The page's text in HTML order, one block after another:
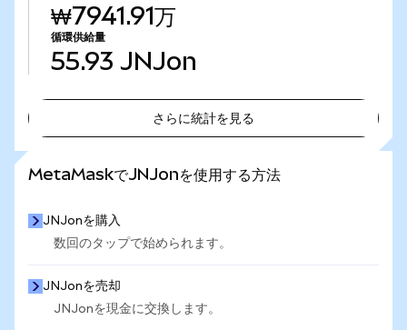
₩7941.91万
循環供給量
55.93 JNJon
さらに統計を見る
MetaMaskでJNJonを使用する方法
JNJonを購入
数回のタップで始められます。
JNJonを売却
JNJonを現金に交換します。